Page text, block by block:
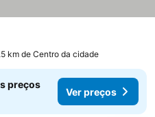
km de Centro da cidade
preços
Ver preços